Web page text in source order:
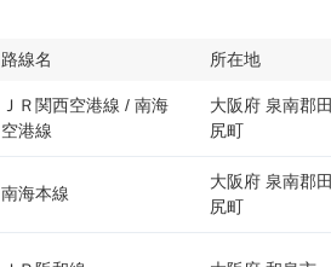
路線名 所在地
ＪＲ関西空港線 / 南海
空港線
大阪府 泉南郡田
尻町
南海本線
大阪府 泉南郡田
尻町